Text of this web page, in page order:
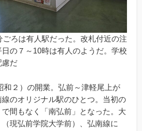
ろは有人駅だった。改札付近の注
の７～10時は有人のようだ。学校
慮だ
和２）の開業。弘前～津軽尾上が
のオリジナル駅のひとつ。当初の
間もなく「南弘前」となった。大
現弘前学院大学前）、弘南線に